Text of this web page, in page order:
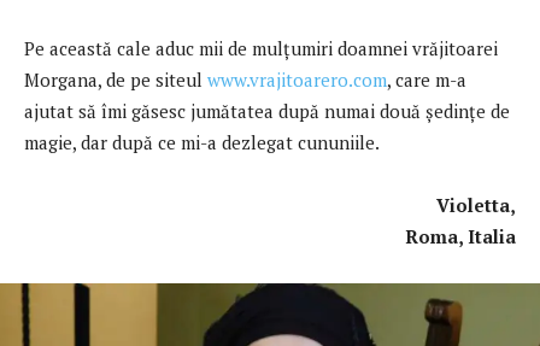
Pe această cale aduc mii de mulţumiri doamnei vrăjitoarei
Morgana, de pe siteul www.vrajitoarero.com, care m-a
ajutat să îmi găsesc jumătatea după numai două şedinţe de
magie, dar după ce mi-a dezlegat cununiile.
Violetta,
Roma, Italia